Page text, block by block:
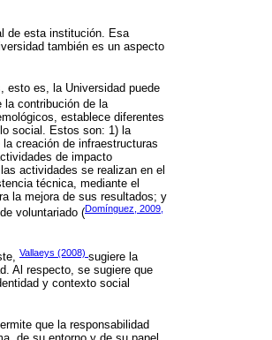
de esta institución. Esa
también es un aspecto
esto es, la Universidad puede
la contribución de la
establece diferentes
social. Estos son: 1) la
creación de infraestructuras
de impacto
actividades se realizan en el
técnica, mediante el
la mejora de sus resultados; y
voluntariado (Domínguez, 2009,
Vallaeys (2008) sugiere la
Al respecto, se sugiere que
y contexto social
que la responsabilidad